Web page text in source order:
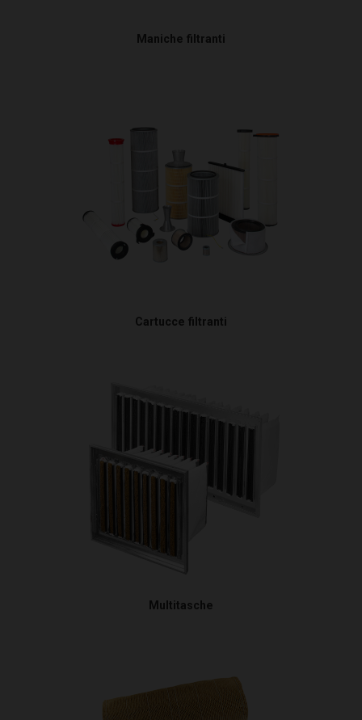
Maniche filtranti
Cartucce filtranti
Multitasche